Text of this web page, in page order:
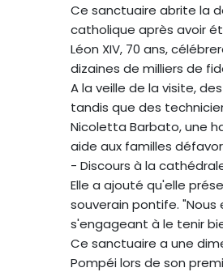
Ce sanctuaire abrite la
catholique après avoir
Léon XIV, 70 ans,
dizaines de milliers de
A la veille de la visite,
tandis que des
Nicoletta Barbato, une
aide aux familles
- Discours à la
Elle a ajouté qu'elle
souverain pontife.
s'engageant à le tenir
Ce sanctuaire a une
Pompéi lors de son